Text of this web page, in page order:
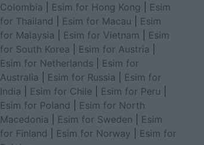
Colombia
Esim for Hong Kong
Esim
for Thailand
Esim for Macau
Esim
for Malaysia
Esim for Vietnam
Esim
for South Korea
Esim for Austria
Esim for Netherlands
Esim for
Australia
Esim for Russia
Esim for
India
Esim for Chile Esim for Peru
Esim for Poland
Esim for North
Macedonia
Esim for Sweden
Esim
for Finland
Esim for Norway
Esim for